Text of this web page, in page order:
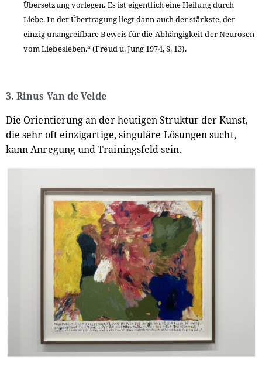
Übersetzung vorlegen. Es ist eigentlich eine Heilung durch
Liebe. In der Übertragung liegt dann auch der stärkste, der
einzig unangreifbare Beweis für die Abhängigkeit der Neurosen
vom Liebesleben.“ (Freud u. Jung 1974, S. 13).
3. Rinus Van de Velde
Die Orientierung an der heutigen Struktur der Kunst,
die sehr oft einzigartige, singuläre Lösungen sucht,
kann Anregung und Trainingsfeld sein.